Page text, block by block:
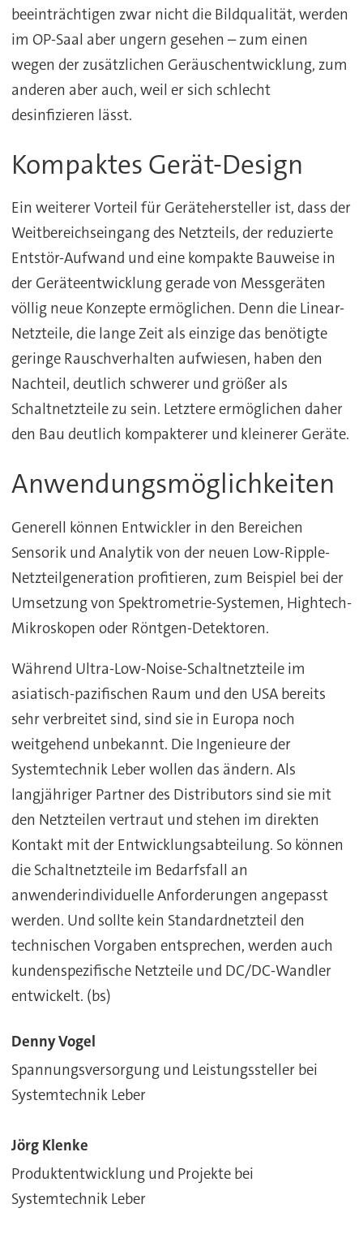
beeinträchtigen zwar nicht die Bildqualität, werden
im OP-Saal aber ungern gesehen – zum einen
wegen der zusätzlichen Geräuschentwicklung, zum
anderen aber auch, weil er sich schlecht
desinfizieren lässt.
Kompaktes Gerät-Design
Ein weiterer Vorteil für Gerätehersteller ist, dass der
Weitbereichseingang des Netzteils, der reduzierte
Entstör-Aufwand und eine kompakte Bauweise in
der Geräteentwicklung gerade von Messgeräten
völlig neue Konzepte ermöglichen. Denn die Linear-
Netzteile, die lange Zeit als einzige das benötigte
geringe Rauschverhalten aufwiesen, haben den
Nachteil, deutlich schwerer und größer als
Schaltnetzteile zu sein. Letztere ermöglichen daher
den Bau deutlich kompakterer und kleinerer Geräte.
Anwendungsmöglichkeiten
Generell können Entwickler in den Bereichen
Sensorik und Analytik von der neuen Low-Ripple-
Netzteilgeneration profitieren, zum Beispiel bei der
Umsetzung von Spektrometrie-Systemen, Hightech-
Mikroskopen oder Röntgen-Detektoren.
Während Ultra-Low-Noise-Schaltnetzteile im
asiatisch-pazifischen Raum und den USA bereits
sehr verbreitet sind, sind sie in Europa noch
weitgehend unbekannt. Die Ingenieure der
Systemtechnik Leber wollen das ändern. Als
langjähriger Partner des Distributors sind sie mit
den Netzteilen vertraut und stehen im direkten
Kontakt mit der Entwicklungsabteilung. So können
die Schaltnetzteile im Bedarfsfall an
anwenderindividuelle Anforderungen angepasst
werden. Und sollte kein Standardnetzteil den
technischen Vorgaben entsprechen, werden auch
kundenspezifische Netzteile und DC/DC-Wandler
entwickelt. (bs)
Denny Vogel
Spannungsversorgung und Leistungssteller bei
Systemtechnik Leber
Jörg Klenke
Produktentwicklung und Projekte bei
Systemtechnik Leber